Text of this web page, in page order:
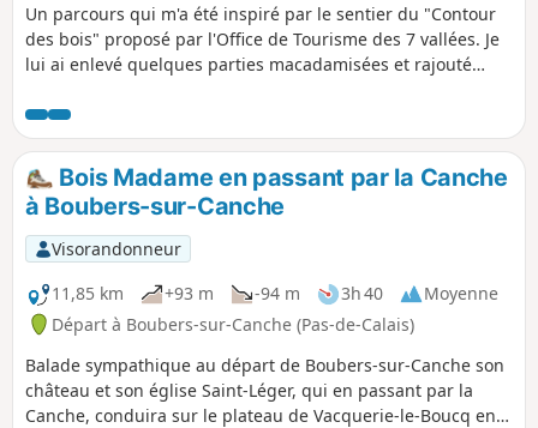
Un parcours qui m'a été inspiré par le sentier du "Contour
des bois" proposé par l'Office de Tourisme des 7 vallées. Je
lui ai enlevé quelques parties macadamisées et rajouté
nature.
Bois Madame en passant par la Canche
à Boubers-sur-Canche
Visorandonneur
11,85 km
+93 m -94 m 3h 40
Moyenne
Départ à Boubers-sur-Canche (Pas-de-Calais)
Balade sympathique au départ de Boubers-sur-Canche son
château et son église Saint-Léger, qui en passant par la
Canche, conduira sur le plateau de Vacquerie-le-Boucq en